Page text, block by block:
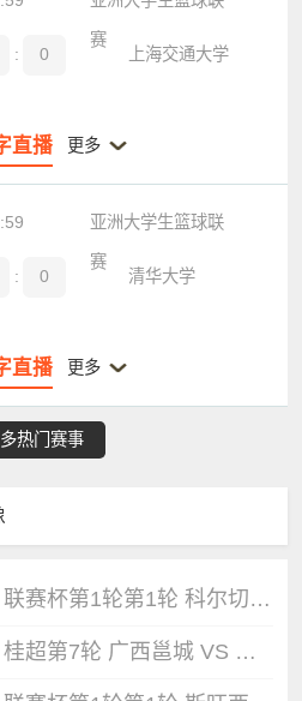
赛
: 0 上海交通大学
直播 更多
亚洲大学生篮球联
赛
: 0 清华大学
直播 更多
热门赛事
2026年08月09日 联赛杯第1轮第1轮 科尔切斯特联 VS 南安普顿 全场录像
2026年08月08日 桂超第7轮 广西邕城 VS 广西燕京民大 全场录像